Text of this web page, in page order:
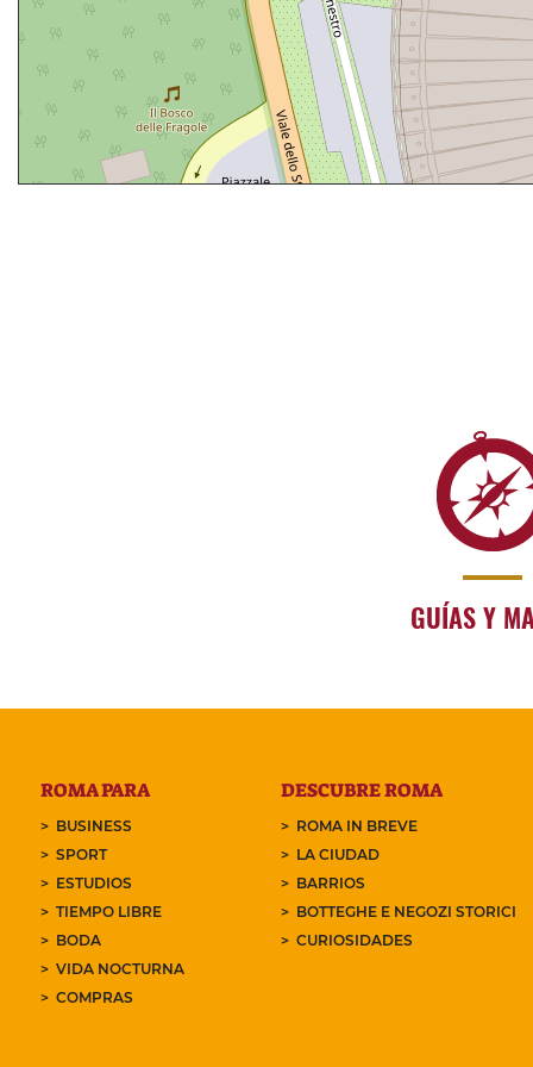
GUÍAS Y
ROMA PARA
BUSINESS
SPORT
ESTUDIOS
TIEMPO LIBRE
BODA
VIDA NOCTURNA
COMPRAS
DESCUBRE ROMA
ROMA IN BREVE
LA CIUDAD
BARRIOS
BOTTEGHE E NEGOZI STORICI
CURIOSIDADES